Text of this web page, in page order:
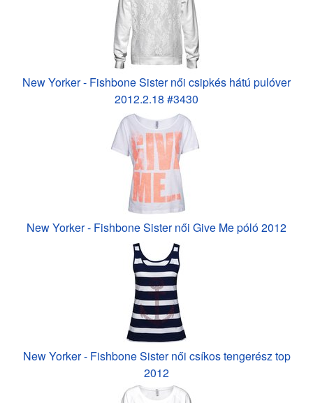
New Yorker - Fishbone Sister női csipkés hátú pulóver
2012.2.18 #3430
New Yorker - Fishbone Sister női Give Me póló 2012
New Yorker - Fishbone Sister női csíkos tengerész top
2012